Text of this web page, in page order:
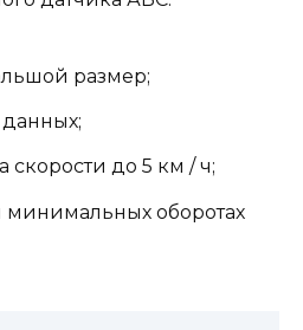
размер;
данных;
скорости до 5 км / ч;
минимальных оборотах